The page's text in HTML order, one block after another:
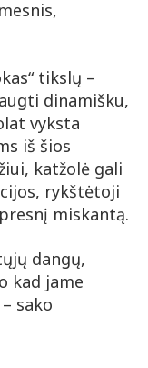
tikslų –
dinamišku,
vyksta
iš šios
katžolė gali
rykštėtoji
miskantą.
dangų,
kad jame
sako